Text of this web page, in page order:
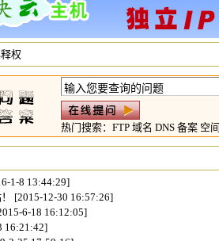
权
热门搜索： FTP 域名 DNS 备案 空
1-8 13:44:29]
[2015-12-30 16:57:26]
6-18 16:12:05]
16:21:42]